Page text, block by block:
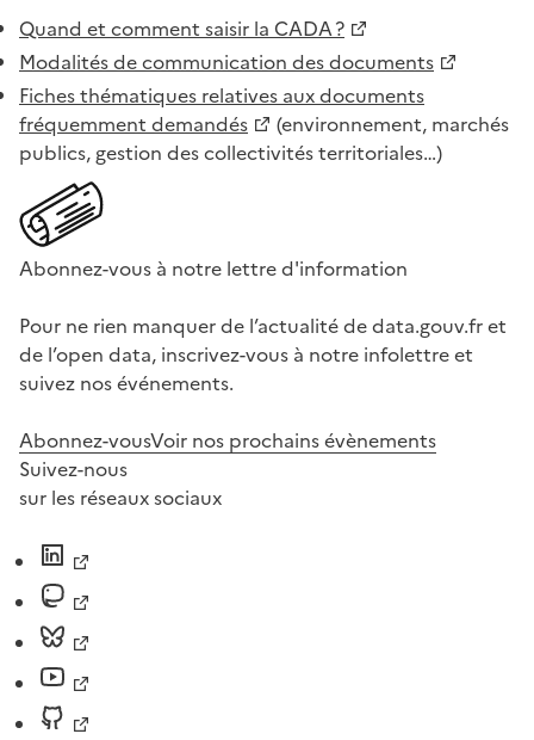
Quand et comment saisir la CADA ?
Modalités de communication des documents
Fiches thématiques relatives aux documents
fréquemment demandés
(environnement, marchés
publics, gestion des collectivités territoriales…)
Abonnez-vous à notre lettre d'information
Pour ne rien manquer de l’actualité de data.gouv.fr et
de l’open data, inscrivez-vous à notre infolettre et
suivez nos événements.
Abonnez-vousVoir nos prochains évènements
Suivez-nous
sur les réseaux sociaux